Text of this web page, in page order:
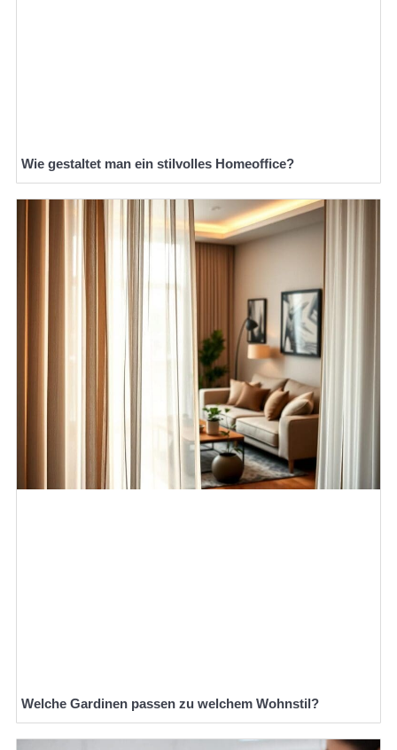
Wie gestaltet man ein stilvolles Homeoffice?
Welche Gardinen passen zu welchem Wohnstil?